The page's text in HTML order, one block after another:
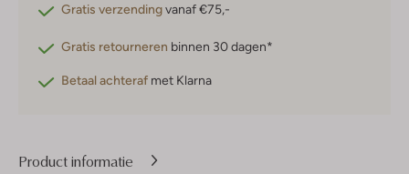
Gratis verzendingvanaf €75,-
Gratis retourneren binnen 30 dagen*
Betaal achteraf met Klarna
Product informatie